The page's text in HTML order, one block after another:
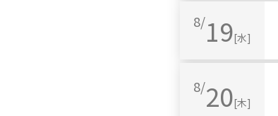
8/19[水]
8/20[木]